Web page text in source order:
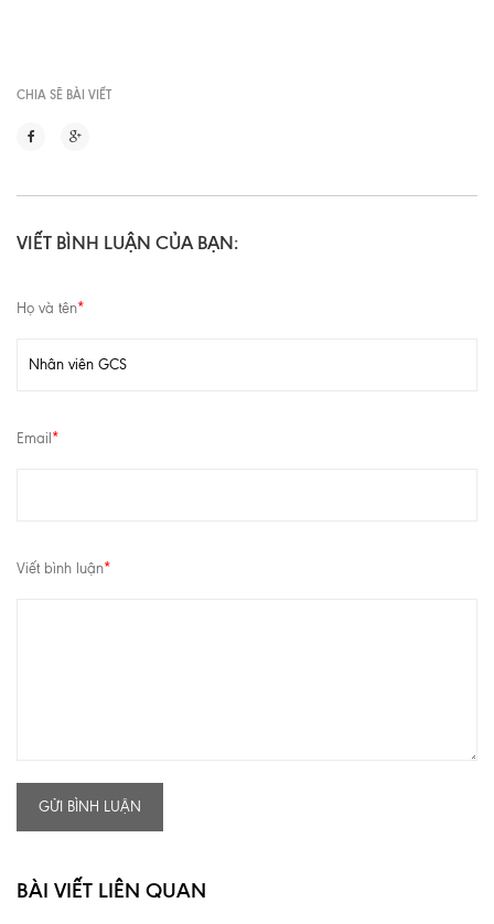
CHIA SẼ BÀI VIẾT
VIẾT BÌNH LUẬN CỦA BẠN:
Họ và tên*
Email *
Viết bình luận*
GỬI BÌNH LUẬN
BÀI VIẾT LIÊN QUAN